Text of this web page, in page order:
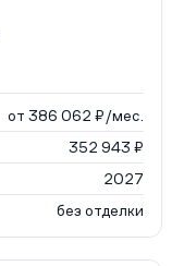
от 386 062 ₽/мес.
352 943 ₽
2027
без отделки